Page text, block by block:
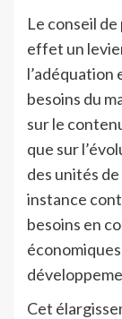
Le conseil
effet un
l’adéquation
besoins du
sur le
que sur
des unités
instance
besoins en
Cet